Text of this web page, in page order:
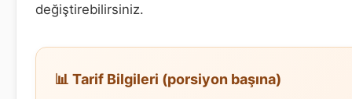
değiştirebilirsiniz.
📊 Tarif Bilgileri (porsiyon başına)